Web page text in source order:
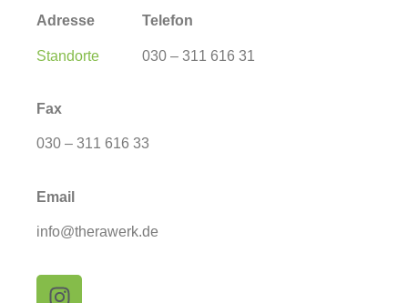
Adresse
Standorte
Telefon
030 – 311 616 31
Fax
030 – 311 616 33
Email
info@therawerk.de